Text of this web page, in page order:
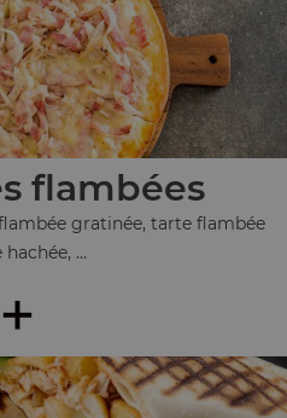
flambées
gratinée, tarte flambée
...
+